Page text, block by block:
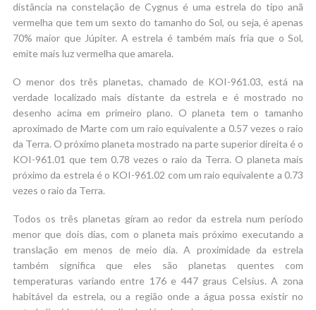
distância na constelação de Cygnus é uma estrela do tipo anã
vermelha que tem um sexto do tamanho do Sol, ou seja, é apenas
70% maior que Júpiter. A estrela é também mais fria que o Sol,
emite mais luz vermelha que amarela.
O menor dos três planetas, chamado de KOI-961.03, está na
verdade localizado mais distante da estrela e é mostrado no
desenho acima em primeiro plano. O planeta tem o tamanho
aproximado de Marte com um raio equivalente a 0.57 vezes o raio
da Terra. O próximo planeta mostrado na parte superior direita é o
KOI-961.01 que tem 0.78 vezes o raio da Terra. O planeta mais
próximo da estrela é o KOI-961.02 com um raio equivalente a 0.73
vezes o raio da Terra.
Todos os três planetas giram ao redor da estrela num período
menor que dois dias, com o planeta mais próximo executando a
translação em menos de meio dia. A proximidade da estrela
também significa que eles são planetas quentes com
temperaturas variando entre 176 e 447 graus Celsius. A zona
habitável da estrela, ou a região onde a água possa existir no